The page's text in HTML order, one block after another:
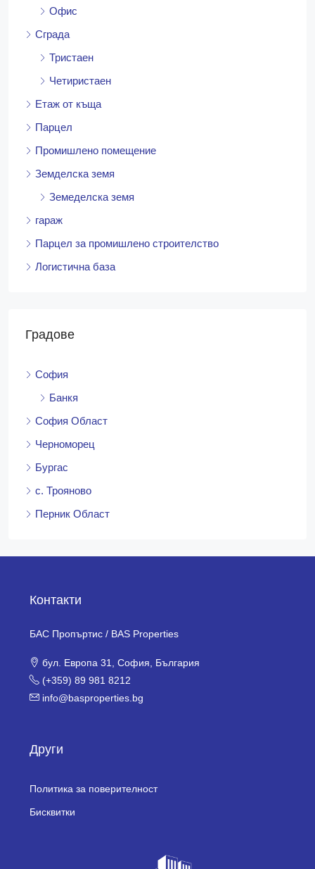
Офис
Сграда
Тристаен
Четиристаен
Етаж от къща
Парцел
Промишлено помещение
Земделска земя
Земеделска земя
гараж
Парцел за промишлено строителство
Логистична база
Градове
София
Банкя
София Област
Черноморец
Бургас
с. Трояново
Перник Област
Контакти
БАС Пропъртис / BAS Properties
бул. Европа 31, София, България
(+359) 89 981 8212
info@basproperties.bg
Други
Политика за поверителност
Бисквитки